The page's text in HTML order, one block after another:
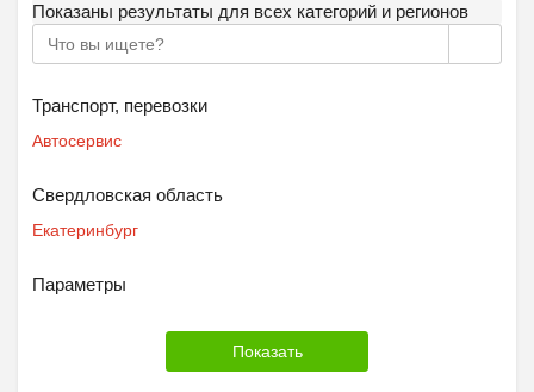
Показаны результаты для всех категорий и регионов
Транспорт, перевозки
Автосервис
Свердловская область
Екатеринбург
Параметры